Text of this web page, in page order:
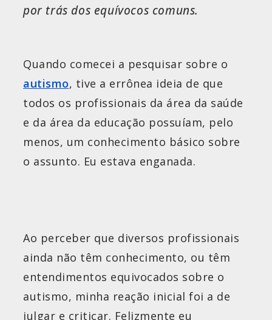
por trás dos equívocos comuns.
Quando comecei a pesquisar sobre o
autismo, tive a errônea ideia de que
todos os profissionais da área da saúde
e da área da educação possuíam, pelo
menos, um conhecimento básico sobre
o assunto. Eu estava enganada.
Ao perceber que diversos profissionais
ainda não têm conhecimento, ou têm
entendimentos equivocados sobre o
autismo, minha reação inicial foi a de
julgar e criticar. Felizmente eu